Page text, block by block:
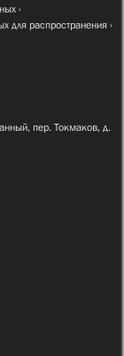
для распространения
пер. Токмаков, д.